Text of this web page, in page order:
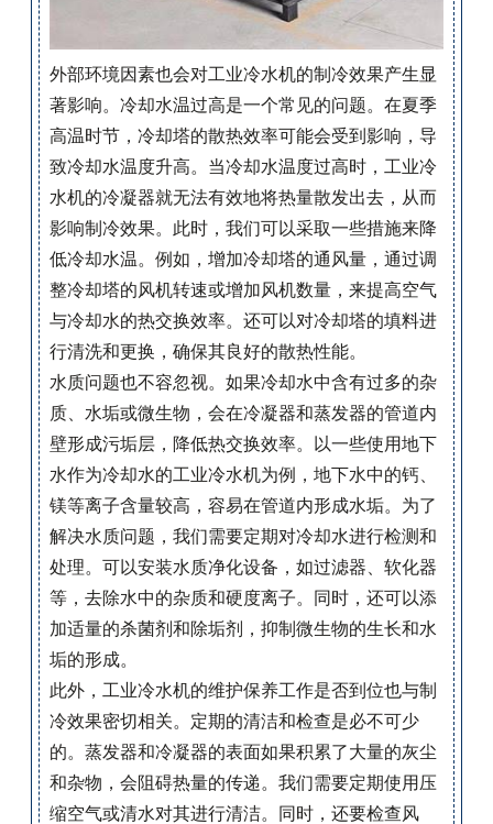
外部环境因素也会对工业冷水机的制冷效果产生显
著影响。冷却水温过高是一个常见的问题。在夏季
高温时节，冷却塔的散热效率可能会受到影响，导
致冷却水温度升高。当冷却水温度过高时，工业冷
水机的冷凝器就无法有效地将热量散发出去，从而
影响制冷效果。此时，我们可以采取一些措施来降
低冷却水温。例如，增加冷却塔的通风量，通过调
整冷却塔的风机转速或增加风机数量，来提高空气
与冷却水的热交换效率。还可以对冷却塔的填料进
行清洗和更换，确保其良好的散热性能。
水质问题也不容忽视。如果冷却水中含有过多的杂
质、水垢或微生物，会在冷凝器和蒸发器的管道内
壁形成污垢层，降低热交换效率。以一些使用地下
水作为冷却水的工业冷水机为例，地下水中的钙、
镁等离子含量较高，容易在管道内形成水垢。为了
解决水质问题，我们需要定期对冷却水进行检测和
处理。可以安装水质净化设备，如过滤器、软化器
等，去除水中的杂质和硬度离子。同时，还可以添
加适量的杀菌剂和除垢剂，抑制微生物的生长和水
垢的形成。
此外，工业冷水机的维护保养工作是否到位也与制
冷效果密切相关。定期的清洁和检查是必不可少
的。蒸发器和冷凝器的表面如果积累了大量的灰尘
和杂物，会阻碍热量的传递。我们需要定期使用压
缩空气或清水对其进行清洁。同时，还要检查风